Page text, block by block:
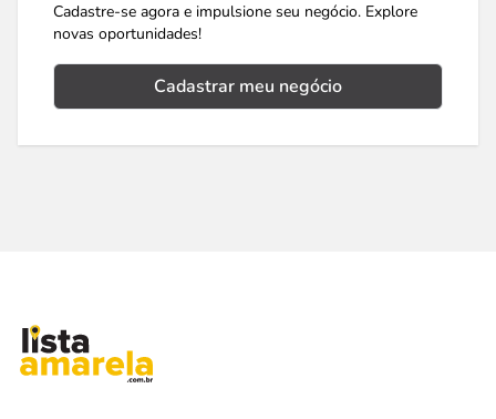
Cadastre-se agora e impulsione seu negócio. Explore
novas oportunidades!
Cadastrar meu negócio